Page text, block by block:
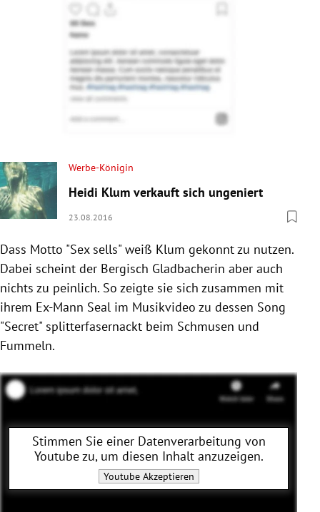
Werbe-Königin
Heidi Klum verkauft sich ungeniert
23.08.2016
Dass Motto "Sex sells" weiß Klum gekonnt zu nutzen.
Dabei scheint der Bergisch Gladbacherin aber auch
nichts zu peinlich. So zeigte sie sich zusammen mit
ihrem Ex-Mann Seal im Musikvideo zu dessen Song
"Secret" splitterfasernackt beim Schmusen und
Fummeln.
Stimmen Sie einer Datenverarbeitung von
Youtubezu, um diesen Inhalt anzuzeigen.
YoutubeAkzeptieren